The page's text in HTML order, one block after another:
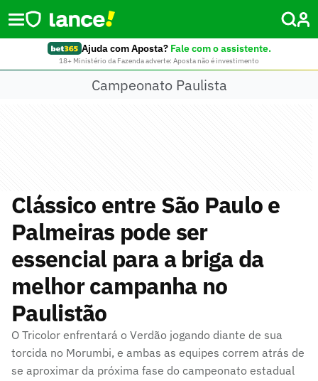
Ajuda com Aposta? Fale com o assistente.
18+ Ministério da Fazenda adverte: Aposta não é investimento
Campeonato Paulista
Clássico entre São Paulo e
Palmeiras pode ser
essencial para a briga da
melhor campanha no
Paulistão
O Tricolor enfrentará o Verdão jogando diante de sua
torcida no Morumbi, e ambas as equipes correm atrás de
se aproximar da próxima fase do campeonato estadual